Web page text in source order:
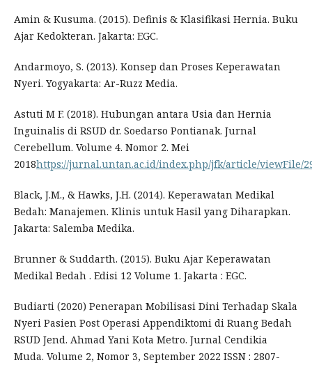
Amin & Kusuma. (2015). Definis & Klasifikasi Hernia. Buku
Ajar Kedokteran. Jakarta: EGC.
Andarmoyo, S. (2013). Konsep dan Proses Keperawatan
Nyeri. Yogyakarta: Ar-Ruzz Media.
Astuti M F. (2018). Hubungan antara Usia dan Hernia
Inguinalis di RSUD dr. Soedarso Pontianak. Jurnal
Cerebellum. Volume 4. Nomor 2. Mei
2018https://jurnal.untan.ac.id/index.php/jfk/article/viewFile/
Black, J.M., & Hawks, J.H. (2014). Keperawatan Medikal
Bedah: Manajemen. Klinis untuk Hasil yang Diharapkan.
Jakarta: Salemba Medika.
Brunner & Suddarth. (2015). Buku Ajar Keperawatan
Medikal Bedah . Edisi 12 Volume 1. Jakarta : EGC.
Budiarti (2020) Penerapan Mobilisasi Dini Terhadap Skala
Nyeri Pasien Post Operasi Appendiktomi di Ruang Bedah
RSUD Jend. Ahmad Yani Kota Metro. Jurnal Cendikia
Muda. Volume 2, Nomor 3, September 2022 ISSN : 2807-